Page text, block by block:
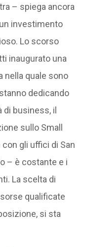
– spiega ancora
investimento
Lo scorso
inaugurato una
nella quale sono
dedicando
di business, il
sullo Small
gli uffici di San
– è costante e i
La scelta di
qualificate
si sta